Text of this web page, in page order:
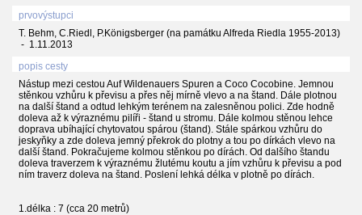
prvovýstupci
T. Behm, C.Riedl, P.Königsberger (na památku Alfreda Riedla 1955-2013)
- 1.11.2013
popis cesty
Nástup mezi cestou Auf Wildenauers Spuren a Coco Cocobine. Jemnou
stěnkou vzhůru k převisu a přes něj mírně vlevo a na štand. Dále plotnou
na další štand a odtud lehkým terénem na zalesněnou polici. Zde hodně
doleva až k výraznému pilíři - štand u stromu. Dále kolmou stěnou lehce
doprava ubíhající chytovatou spárou (štand). Stále spárkou vzhůru do
jeskyňky a zde doleva jemný překrok do plotny a tou po dírkách vlevo na
další štand. Pokračujeme kolmou stěnkou po dírách. Od dalšího štandu
doleva traverzem k výraznému žlutému koutu a jím vzhůru k převisu a pod
ním traverz doleva na štand. Poslení lehká délka v plotně po dírách.
1.délka : 7 (cca 20 metrů)